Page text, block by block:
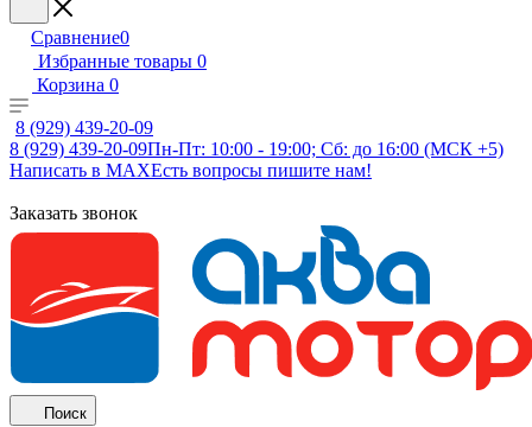
Сравнение0
Избранные товары 0
Корзина 0
8 (929) 439-20-09
8 (929) 439-20-09Пн-Пт: 10:00 - 19:00; Сб: до 16:00 (МСК +5)
Написать в MAXЕсть вопросы пишите нам!
Заказать звонок
Поиск